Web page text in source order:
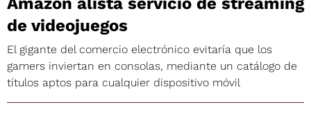
de videojuegos
El gigante del comercio electrónico evitaría que los
gamers inviertan en consolas, mediante un catálogo de
títulos aptos para cualquier dispositivo móvil